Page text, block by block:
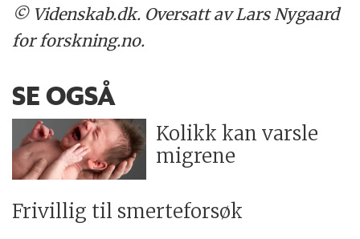
© Videnskab.dk. Oversatt av Lars Nygaard
for forskning.no.
SE OGSÅ
Kolikk kan varsle
migrene
Frivillig til smerteforsøk